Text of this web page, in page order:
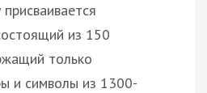
из 150
только
и символы из 1300-